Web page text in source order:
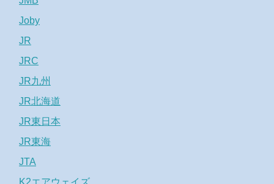
Joby
JR
JRC
JR九州
JR北海道
JR東日本
JR東海
JTA